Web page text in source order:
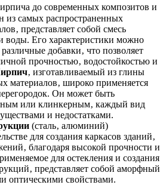
до современных композитов и
из самых распространенных
представляет собой смесь
воды. Его характеристики можно
добавки‚ что позволяет
прочностью‚ водостойкостью и
‚ изготавливаемый из глины
материалов‚ широко применяется
Он может быть
или клинкерным‚ каждый вид
и недостатками.
(сталь‚ алюминий)
для создания каркасов зданий‚
благодаря высокой прочности и
для остекления и создания
представляет собой аморфный
оптическими свойствами.